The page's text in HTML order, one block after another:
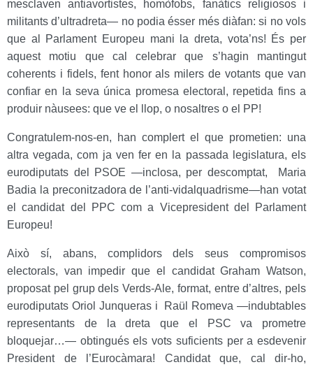
mesclaven antiavortistes, homòfobs, fanàtics religiosos i
militants d’ultradreta— no podia ésser més diàfan: si no vols
que al Parlament Europeu mani la dreta, vota’ns! És per
aquest motiu que cal celebrar que s’hagin mantingut
coherents i fidels, fent honor als milers de votants que van
confiar en la seva única promesa electoral, repetida fins a
produir nàusees: que ve el llop, o nosaltres o el PP!
Congratulem-nos-en, han complert el que prometien: una
altra vegada, com ja ven fer en la passada legislatura, els
eurodiputats del PSOE —inclosa, per descomptat, Maria
Badia la preconitzadora de l’anti-vidalquadrisme—han votat
el candidat del PPC com a Vicepresident del Parlament
Europeu!
Això sí, abans, complidors dels seus compromisos
electorals, van impedir que el candidat Graham Watson,
proposat pel grup dels Verds-Ale, format, entre d’altres, pels
eurodiputats Oriol Junqueras i Raül Romeva —indubtables
representants de la dreta que el PSC va prometre
bloquejar…— obtingués els vots suficients per a esdevenir
President de l’Eurocàmara! Candidat que, cal dir-ho,